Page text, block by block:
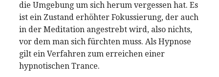
die Umgebung um sich herum vergessen hat. Es
ist ein Zustand erhöhter Fokussierung, der auch
in der Meditation angestrebt wird, also nichts,
vor dem man sich fürchten muss. Als Hypnose
gilt ein Verfahren zum erreichen einer
hypnotischen Trance.